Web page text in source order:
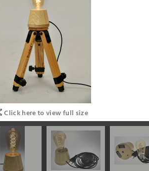
Click here to view full size